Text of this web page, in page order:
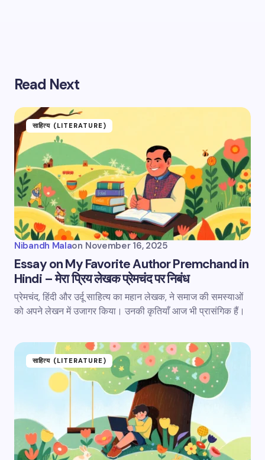
Read Next
साहित्य (LITERATURE)
Nibandh Malaon November 16, 2025
Essay on My Favorite Author Premchand in
Hindi – मेरा प्रिय लेखक प्रेमचंद पर निबंध
प्रेमचंद, हिंदी और उर्दू साहित्य का महान लेखक, ने समाज की समस्याओं
को अपने लेखन में उजागर किया। उनकी कृतियाँ आज भी प्रासंगिक हैं।
साहित्य (LITERATURE)